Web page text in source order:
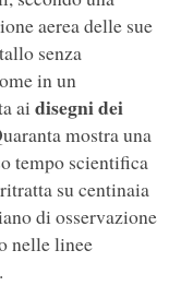
aerea delle sue
senza
in un
ai disegni dei
mostra una
tempo scientifica
su centinaia
di osservazione
nelle linee